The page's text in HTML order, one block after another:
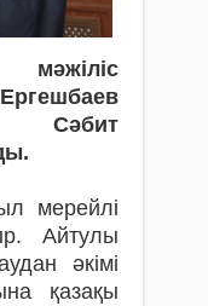
мәжіліс
Сәбит
мерейлі
Айтулы
әкімі
қазақы